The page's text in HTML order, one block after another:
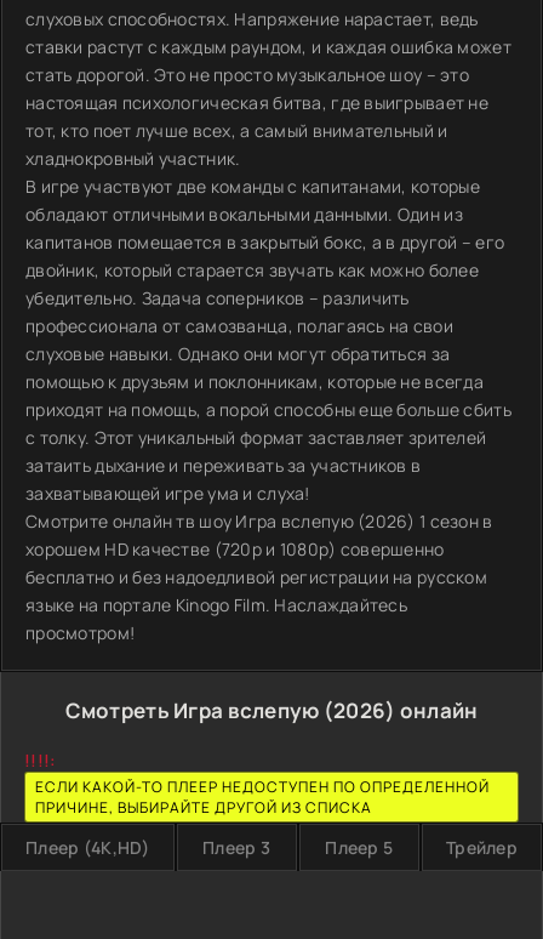
слуховых способностях. Напряжение нарастает, ведь
ставки растут с каждым раундом, и каждая ошибка может
стать дорогой. Это не просто музыкальное шоу – это
настоящая психологическая битва, где выигрывает не
тот, кто поет лучше всех, а самый внимательный и
хладнокровный участник.
В игре участвуют две команды с капитанами, которые
обладают отличными вокальными данными. Один из
капитанов помещается в закрытый бокс, а в другой – его
двойник, который старается звучать как можно более
убедительно. Задача соперников – различить
профессионала от самозванца, полагаясь на свои
слуховые навыки. Однако они могут обратиться за
помощью к друзьям и поклонникам, которые не всегда
приходят на помощь, а порой способны еще больше сбить
с толку. Этот уникальный формат заставляет зрителей
затаить дыхание и переживать за участников в
захватывающей игре ума и слуха!
Смотрите онлайн тв шоу Игра вслепую (2026) 1 сезон в
хорошем HD качестве (720p и 1080p) совершенно
бесплатно и без надоедливой регистрации на русском
языке на портале Kinogo Film. Наслаждайтесь
просмотром!
Смотреть Игра вслепую (2026) онлайн
!!!!:
ЕСЛИ КАКОЙ-ТО ПЛЕЕР НЕДОСТУПЕН ПО ОПРЕДЕЛЕННОЙ
ПРИЧИНЕ, ВЫБИРАЙТЕ ДРУГОЙ ИЗ СПИСКА
Плеер (4K,HD) Плеер 3 Плеер 5 Трейлер